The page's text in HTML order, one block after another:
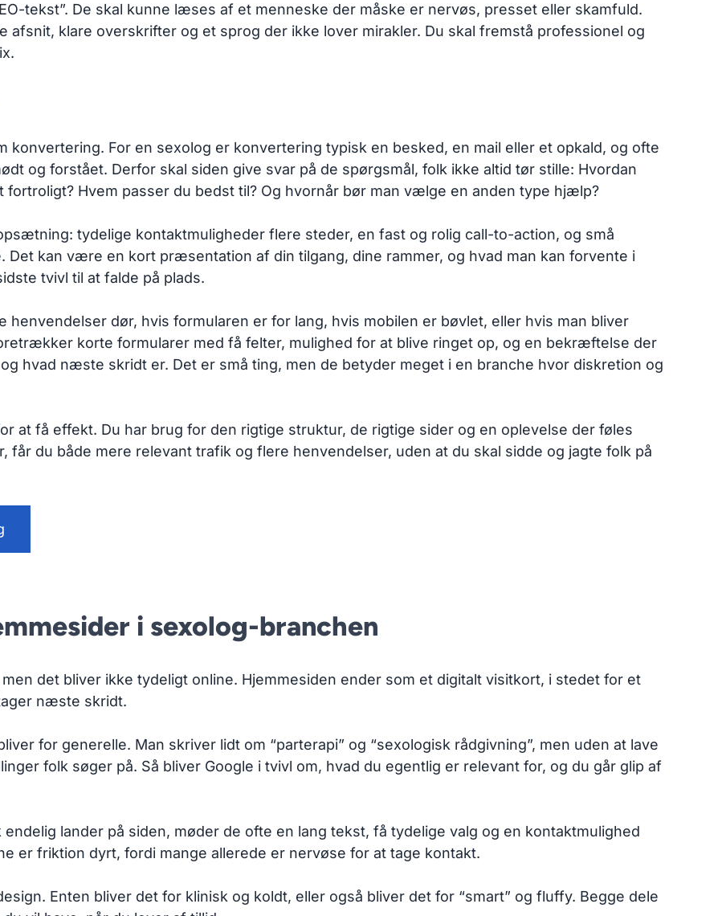
tekst”. De skal kunne læses af et menneske der måske er nervøs, presset eller skamfuld.
klare overskrifter og et sprog der ikke lover mirakler. Du skal fremstå professionel og
konvertering. For en sexolog er konvertering typisk en besked, en mail eller et opkald, og ofte
og forstået. Derfor skal siden give svar på de spørgsmål, folk ikke altid tør stille: Hvordan
fortroligt? Hvem passer du bedst til? Og hvornår bør man vælge en anden type hjælp?
tydelige kontaktmuligheder flere steder, en fast og rolig call-to-action, og små
Det kan være en kort præsentation af din tilgang, dine rammer, og hvad man kan forvente i
tvivl til at falde på plads.
dør, hvis formularen er for lang, hvis mobilen er bøvlet, eller hvis man bliver
korte formularer med få felter, mulighed for at blive ringet op, og en bekræftelse der
hvad næste skridt er. Det er små ting, men de betyder meget i en branche hvor diskretion og
at få effekt. Du har brug for den rigtige struktur, de rigtige sider og en oplevelse der føles
får du både mere relevant trafik og flere henvendelser, uden at du skal sidde og jagte folk på
i sexolog-branchen
det bliver ikke tydeligt online. Hjemmesiden ender som et digitalt visitkort, i stedet for et
næste skridt.
for generelle. Man skriver lidt om “parterapi” og “sexologisk rådgivning”, men uden at lave
folk søger på. Så bliver Google i tvivl om, hvad du egentlig er relevant for, og du går glip af
lander på siden, møder de ofte en lang tekst, få tydelige valg og en kontaktmulighed
er friktion dyrt, fordi mange allerede er nervøse for at tage kontakt.
Enten bliver det for klinisk og koldt, eller også bliver det for “smart” og fluffy. Begge dele